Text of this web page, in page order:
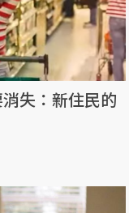
失：新住民的